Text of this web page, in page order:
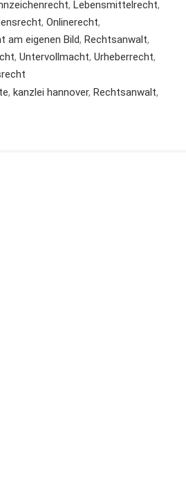
, Lebensmittelrecht,
, Onlinerecht,
am eigenen Bild, Rechtsanwalt,
, Untervollmacht, Urheberrecht,
, kanzlei hannover, Rechtsanwalt,